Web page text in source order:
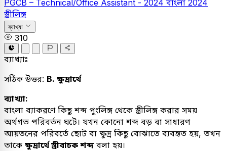
PGCB – Technical/Office Assistant - 2024 বাংলা 2024
স্ত্রীলিঙ্গ
ব্যাখ্যা
310
ব্যাখ্যাঃ
সঠিক উত্তর: B. ক্ষুদ্রার্থে
ব্যাখ্যা:
বাংলা ব্যাকরণে কিছু শব্দ পুংলিঙ্গ থেকে স্ত্রীলিঙ্গ করার সময়
অর্থগত পরিবর্তন ঘটে। যখন কোনো শব্দ বড় বা সাধারণ
আয়তনের পরিবর্তে ছোট বা ক্ষুদ্র কিছু বোঝাতে ব্যবহৃত হয়, তখন
তাকে ক্ষুদ্রার্থে স্ত্রীবাচক শব্দ বলা হয়।